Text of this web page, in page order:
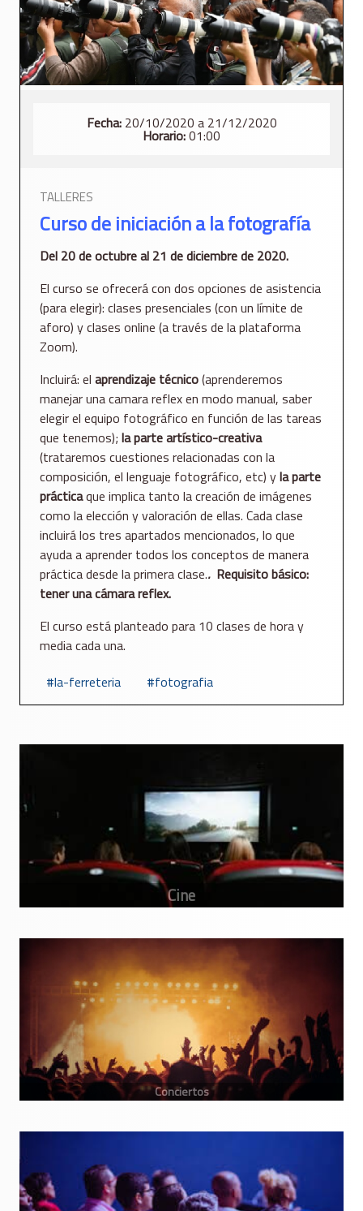
Fecha:20/10/2020 a 21/12/2020
Horario:01:00
TALLERES
Curso de iniciación a la fotografía
Del 20 de octubre al 21 de diciembre de 2020.
El curso se ofrecerá con dos opciones de asistencia
(para elegir): clases presenciales (con un límite de
aforo) y clases online (a través de la plataforma
Zoom).
Incluirá: el aprendizaje técnico(aprenderemos
manejar una camara reflex en modo manual, saber
elegir el equipo fotográfico en función de las tareas
que tenemos); la parte artístico-creativa
(trataremos cuestiones relacionadas con la
composición, el lenguaje fotográfico, etc) yla parte
prácticaque implica tanto la creación de imágenes
como la elección y valoración de ellas. Cada clase
incluirá los tres apartados mencionados, lo que
ayuda a aprender todos los conceptos de manera
práctica desde la primera clase.. Requisito básico:
tener una cámara reflex.
El curso está planteado para 10 clases de hora y
media cada una.
la-ferreteria
fotografia